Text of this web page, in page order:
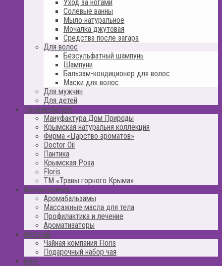
Уход за ногами
Солевые ванны
Мыло натуральное
Мочалка джутовая
Средства после загара
Для волос
Безсульфатный шампунь
Шампуни
Бальзам-кондиционер для волос
Маски для волос
Для мужчин
Для детей
Производители
Мануфактура Дом Природы
Крымская натуральня коллекция
Фирма «Царство ароматов»
Doctor Oil
Пантика
Крымская Роза
Floris
ТМ «Травы горного Крыма»
Ароматерапия
Аромабальзамы
Массажные масла для тела
Профилактика и лечение
Ароматизаторы
Фиточай
Чайная компания Floris
Подарочный набор чая
Блог